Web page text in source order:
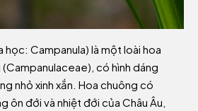
học: Campanula) là một loài hoa
có hình dáng
nhỏ xinh xắn. Hoa chuông có
ôn đới và nhiệt đới của Châu Âu,